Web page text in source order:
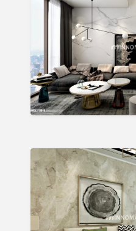
高
清
數
位
噴
石
晶
薄
板
意
玩
家
高